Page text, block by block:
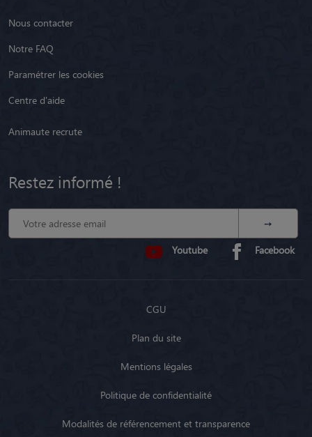
Nous contacter
Notre FAQ
Paramétrer les cookies
Centre d'aide
Animaute recrute
Restez informé !
Youtube Facebook
CGU
Plan du site
Mentions légales
Politique de confidentialité
Modalités de référencement et transparence